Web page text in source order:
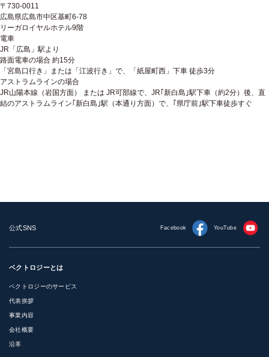
〒730-0011
広島県広島市中区基町6-78
リーガロイヤルホテル9階
電車
JR「広島」駅より
路面電車の場合 約15分
「宮島口行き」または「江波行き」で、「紙屋町西」下車 徒歩3分
アストラムラインの場合
JR山陽本線（岩国方面） または JR可部線で、JR｢新白島｣駅下車（約2分）後、直
結のアストラムライン｢新白島｣駅（本通り方面）で、｢県庁前｣駅下車徒歩すぐ
公式SNS Facebook YouTube
ベクトロジーとは
ベクトロジーのサービス
代表挨拶
事業内容
会社概要
沿革